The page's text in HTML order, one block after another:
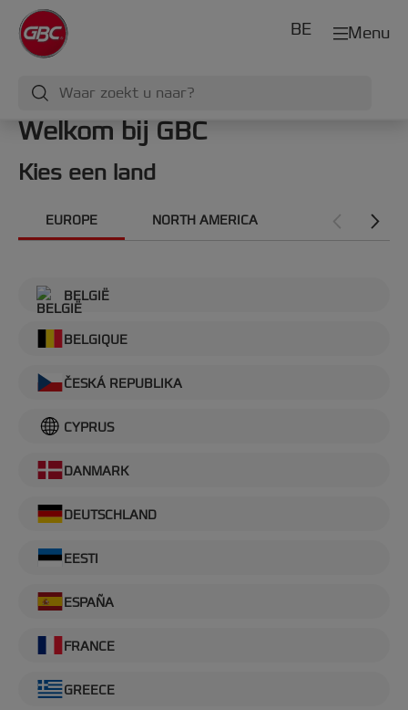
Menu
BE
Welkom bij GBC
Kies een land
EUROPE NORTH AMERICA
BELGIË
BELGIQUE
ČESKÁ REPUBLIKA
CYPRUS
DANMARK
DEUTSCHLAND
EESTI
ESPAÑA
FRANCE
GREECE